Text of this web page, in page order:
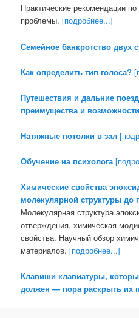
Практические рекомендации
проблемы.[подробнее...]
Семейное банкротство двух
Как определить тип голоса?
Путешествия и дальние
преимущества и возможности
Натяжные потолки в зал
Обучение на психолога
Химические свойства
молекулярной структуры до
Молекулярная структура
отверждения, химическая
свойства. Научный обзор
материалов.[подробнее...]
Клавиши клавиатуры,
должен — пора раскрыть их